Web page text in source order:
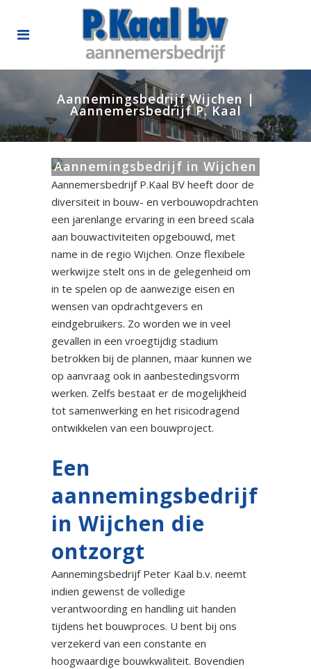
Aannemingsbedrijf Wijchen |
Aannemersbedrijf P. Kaal
Aannemingsbedrijf in Wijchen
Aannemersbedrijf P.Kaal BV heeft door de
diversiteit in bouw- en verbouwopdrachten
een jarenlange ervaring in een breed scala
aan bouwactiviteiten opgebouwd, met
name in de regio Wijchen. Onze flexibele
werkwijze stelt ons in de gelegenheid om
in te spelen op de aanwezige eisen en
wensen van opdrachtgevers en
eindgebruikers. Zo worden we in veel
gevallen in een vroegtijdig stadium
betrokken bij de plannen, maar kunnen we
op aanvraag ook in aanbestedingsvorm
werken. Zelfs bestaat er de mogelijkheid
tot samenwerking en het risicodragend
ontwikkelen van een bouwproject.
Een
aannemingsbedrijf
in Wijchen die
ontzorgt
Aannemingsbedrijf Peter Kaal b.v. neemt
indien gewenst de volledige
verantwoording en handling uit handen
tijdens het bouwproces. U bent bij ons
verzekerd van een constante en
hoogwaardige bouwkwaliteit. Bovendien